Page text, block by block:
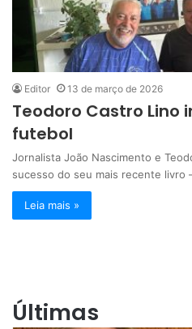
Editor 13 de março de 2026
Teodoro Castro Lino
futebol
Jornalista João Nascimento e
sucesso do seu mais recente livro
Leia mais »
Últimas